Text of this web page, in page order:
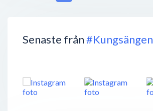
Senaste från#Kungsängen